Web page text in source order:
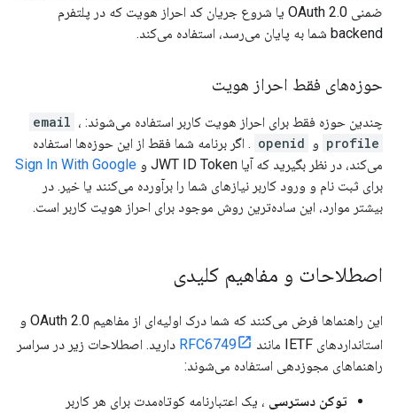
ضمنی OAuth 2.0 یا شروع جریان کد احراز هویت که در پلتفرم
backend شما به پایان می‌رسد، استفاده می‌کند.
حوزه‌های فقط احراز هویت
چندین حوزه فقط برای احراز هویت کاربر استفاده می‌شوند: email ،
profile و openid . اگر برنامه شما فقط از این حوزه‌ها استفاده
می‌کند، در نظر بگیرید که آیا JWT ID Token و
Sign In With Google
برای ثبت نام و ورود کاربر نیازهای شما را برآورده می‌کنند یا خیر. در
بیشتر موارد، این ساده‌ترین روش موجود برای احراز هویت کاربر است.
اصطلاحات و مفاهیم کلیدی
این راهنماها فرض می‌کنند که شما درک اولیه‌ای از مفاهیم OAuth 2.0 و
استانداردهای IETF مانند
RFC6749 دارید. اصطلاحات زیر در سراسر
راهنماهای مجوزدهی استفاده می‌شوند:
توکن دسترسی ، یک اعتبارنامه کوتاه‌مدت برای هر کاربر